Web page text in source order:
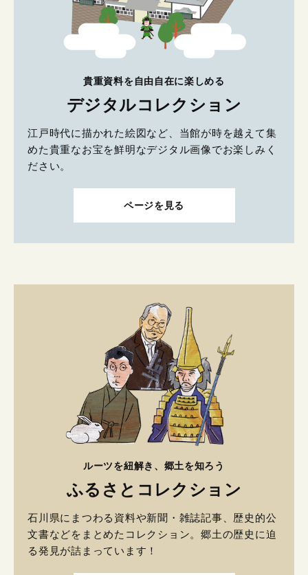
貴重資料を自由自在に楽しめる
デジタルコレクション
江戸時代に描かれた絵図など、当館が時を越えて集
めた貴重なお宝を鮮明なデジタル画像でお楽しみく
ださい。
ページを見る
ルーツを紐解き、郷土を知ろう
ふるさとコレクション
石川県にまつわる資料や新聞・雑誌記事、歴史的公
文書などをまとめたコレクション。郷土の歴史に迫
る発見が詰まっています！